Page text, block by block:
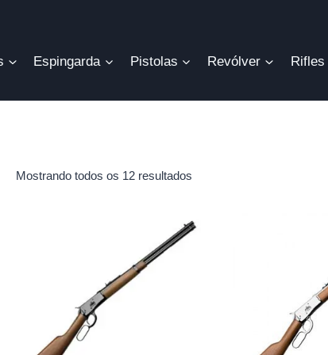
Espingarda Pistolas Revólver Rifles
Mostrando todos os 12 resultados